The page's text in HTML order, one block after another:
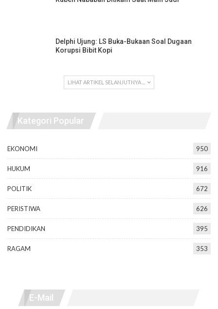
Delphi Ujung: LS Buka-Bukaan Soal Dugaan
Korupsi Bibit Kopi
LIHAT ARTIKEL SELANJUTNYA ...
Kategori Popular
EKONOMI 950
HUKUM 916
POLITIK 672
PERISTIWA 626
PENDIDIKAN 395
RAGAM 353
E-Mail